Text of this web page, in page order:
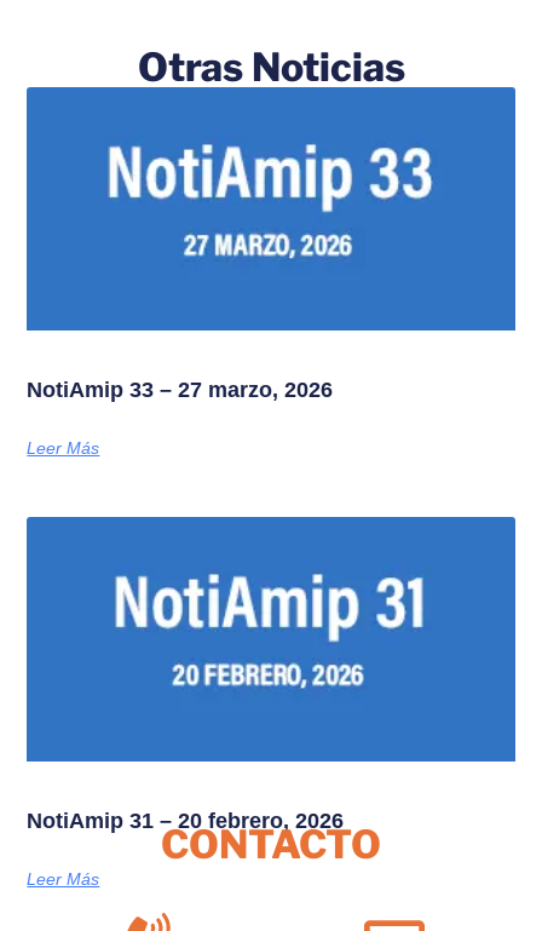
Otras Noticias
NotiAmip 33 – 27 marzo, 2026
Leer Más
NotiAmip 31 – 20 febrero, 2026
Leer Más
CONTACTO